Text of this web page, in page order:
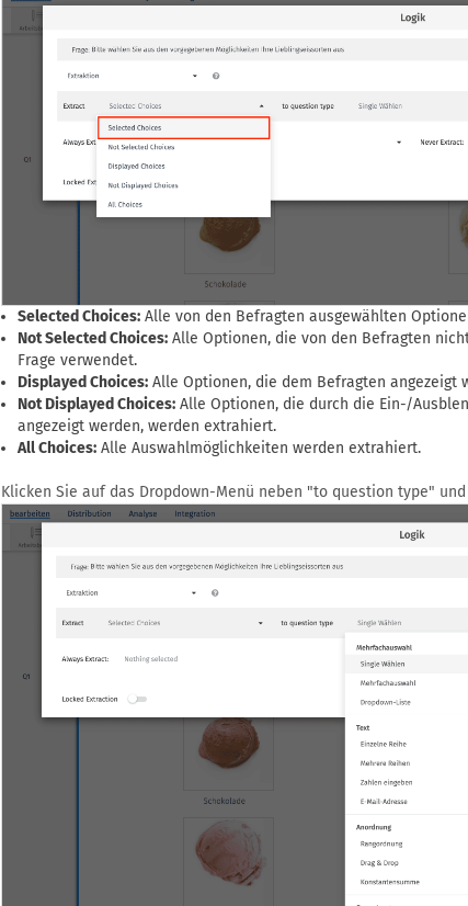
Selected Choices: Alle von den Befragten ausgewählten
Not Selected Choices: Alle Optionen, die von den Befragten
Frage verwendet.
Displayed Choices: Alle Optionen, die dem Befragten angezeigt
Not Displayed Choices: Alle Optionen, die durch die Ein-/
angezeigt werden, werden extrahiert.
All Choices: Alle Auswahlmöglichkeiten werden extrahiert.
Klicken Sie auf das Dropdown-Menü neben "to question type"